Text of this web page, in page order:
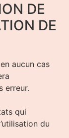
DE
DE
aucun cas
erreur.
qui
du